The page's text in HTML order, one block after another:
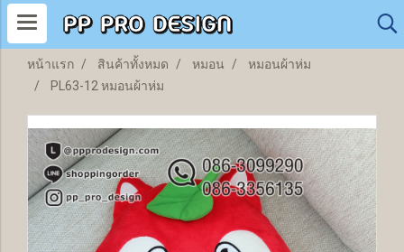
หน้าแรก สินค้าทั้งหมด หมอน
หมอนผ้าห่ม
PL63-12 หมอนผ้าห่ม